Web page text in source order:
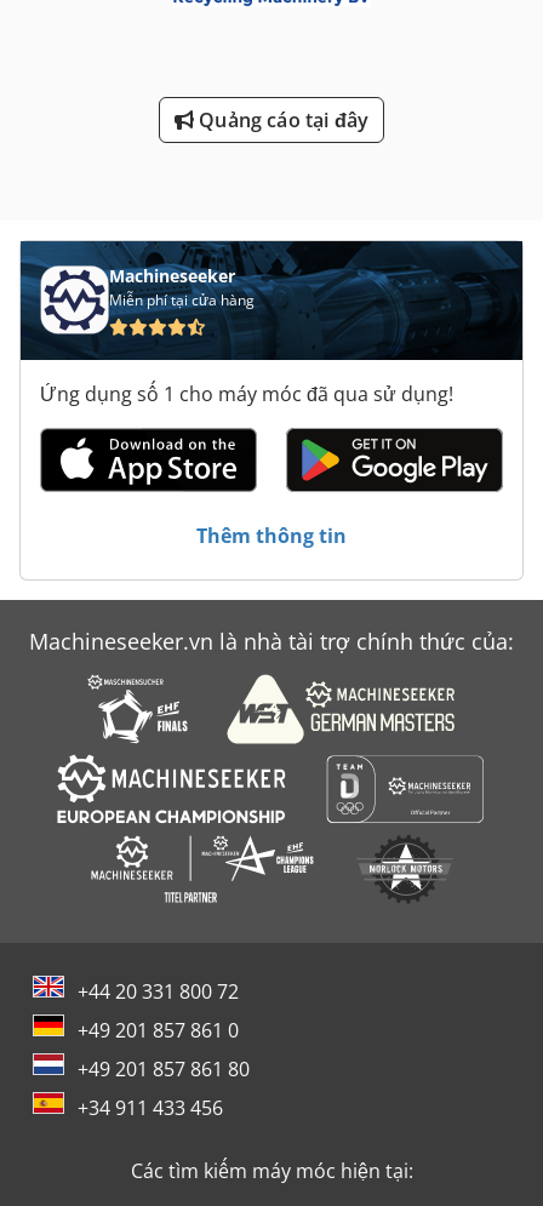
Quảng cáo tại đây
Machineseeker
Miễn phí tại cửa hàng
Ứng dụng số 1 cho máy móc đã qua sử dụng!
Thêm thông tin
Machineseeker.vn là nhà tài trợ chính thức của:
+44 20 331 800 72
+49 201 857 861 0
+49 201 857 861 80
+34 911 433 456
Các tìm kiếm máy móc hiện tại: